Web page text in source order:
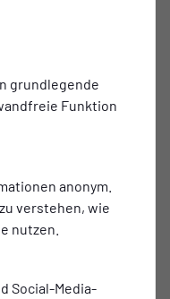
grundlegende
Funktion
anonym.
verstehen, wie
nutzen.
Social-Media-
1:0
Gegner, Cheftrainer
nicht unterschätzt
Mannschaft
weissen Frauen
aber nicht